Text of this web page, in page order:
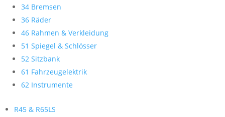
34 Bremsen
36 Räder
46 Rahmen & Verkleidung
51 Spiegel & Schlösser
52 Sitzbank
61 Fahrzeugelektrik
62 Instrumente
R45 & R65LS